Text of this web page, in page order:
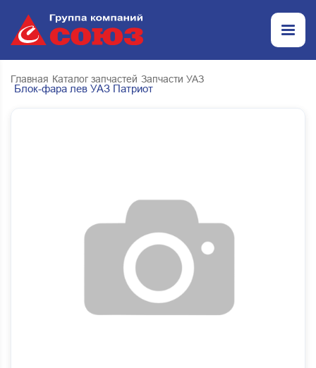
Главная Каталог запчастей Запчасти УАЗ
Блок-фара лев УАЗ Патриот